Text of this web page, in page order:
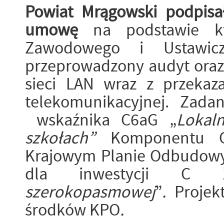
Powiat Mrągowski
umowę na podstawie
Zawodowego i
przeprowadzony audyt
sieci LAN wraz z
telekomunikacyjnej.
wskaźnika C6aG „
szkołach” Komponentu
Krajowym Planie
dla inwestycji C
szerokopasmowej”.
środków KPO.